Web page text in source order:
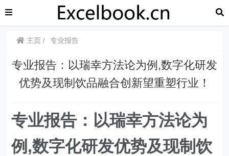
主页 专业报告
专业报告：以瑞幸方法论为例,数字化研发
优势及现制饮品融合创新望重塑行业！
专业报告：以瑞幸方法论为
例,数字化研发优势及现制饮